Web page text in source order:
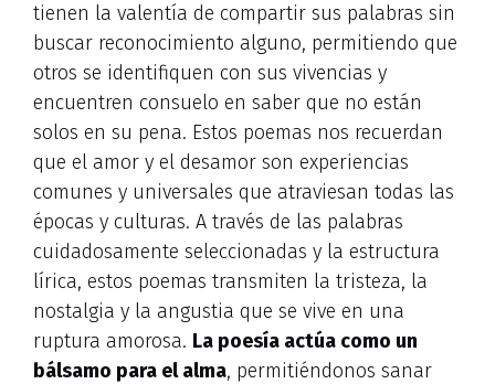
tienen la valentía de compartir sus palabras sin
buscar reconocimiento alguno, permitiendo que
otros se identifiquen con sus vivencias y
encuentren consuelo en saber que no están
solos en su pena. Estos poemas nos recuerdan
que el amor y el desamor son experiencias
comunes y universales que atraviesan todas las
épocas y culturas. A través de las palabras
cuidadosamente seleccionadas y la estructura
lírica, estos poemas transmiten la tristeza, la
nostalgia y la angustia que se vive en una
ruptura amorosa. La poesía actúa como un
bálsamo para el alma, permitiéndonos sanar